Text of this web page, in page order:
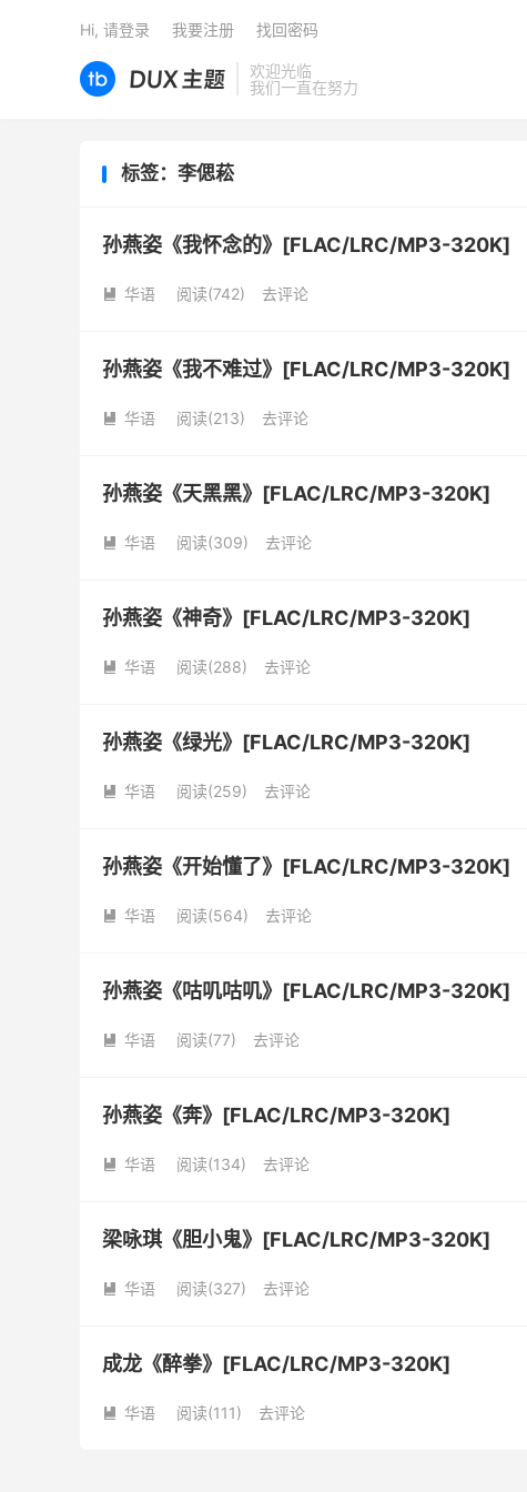
欢迎光临
我们一直在努力
Hi, 请登录 我要注册 找回密码
标签：李偲菘
孙燕姿《我怀念的》[FLAC/LRC/MP3-320K]
 华语 阅读(742) 去评论
孙燕姿《我不难过》[FLAC/LRC/MP3-320K]
 华语 阅读(213) 去评论
孙燕姿《天黑黑》[FLAC/LRC/MP3-320K]
 华语 阅读(309) 去评论
孙燕姿《神奇》[FLAC/LRC/MP3-320K]
 华语 阅读(288) 去评论
孙燕姿《绿光》[FLAC/LRC/MP3-320K]
 华语 阅读(259) 去评论
孙燕姿《开始懂了》[FLAC/LRC/MP3-320K]
 华语 阅读(564) 去评论
孙燕姿《咕叽咕叽》[FLAC/LRC/MP3-320K]
 华语 阅读(77) 去评论
孙燕姿《奔》[FLAC/LRC/MP3-320K]
 华语 阅读(134) 去评论
梁咏琪《胆小鬼》[FLAC/LRC/MP3-320K]
 华语 阅读(327) 去评论
成龙《醉拳》[FLAC/LRC/MP3-320K]
 华语 阅读(111) 去评论